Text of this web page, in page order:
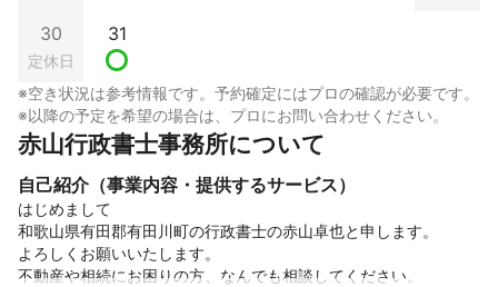
30
定休日
31
※空き状況は参考情報です。予約確定にはプロの確認が必要です。
※以降の予定を希望の場合は、プロにお問い合わせください。
赤山行政書士事務所について
自己紹介（事業内容・提供するサービス）
はじめまして
和歌山県有田郡有田川町の行政書士の赤山卓也と申します。
よろしくお願いいたします。
不動産や相続にお困りの方、なんでも相談してください。